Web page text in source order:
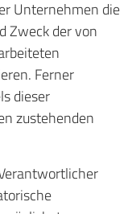
Unternehmen die
Zweck der von
Ferner
dieser
zustehenden